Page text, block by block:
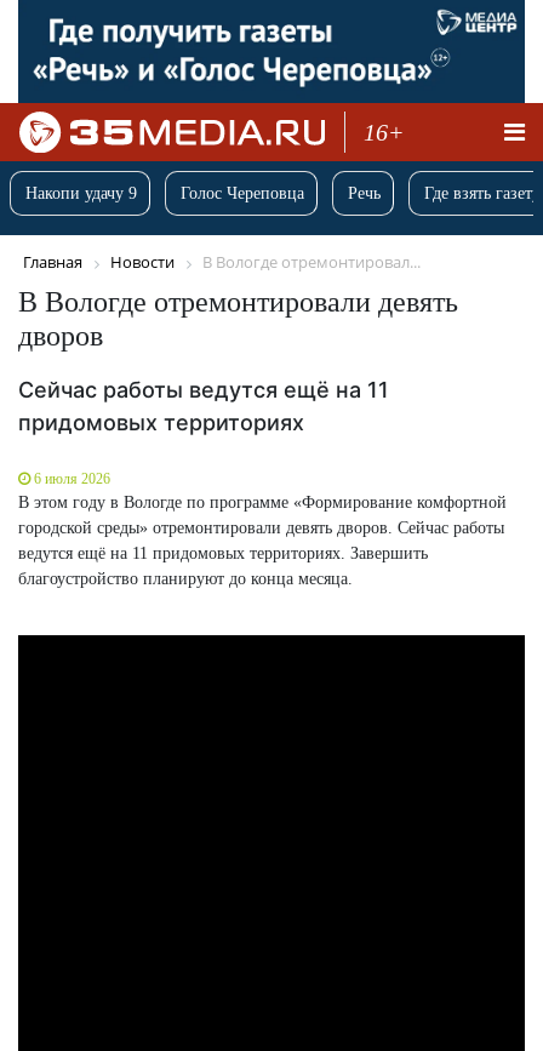
16+
Накопи удачу 9 Голос Череповца Речь Где взять
Главная Новости В Вологде отремонтировал...
В Вологде отремонтировали девять
дворов
Сейчас работы ведутся ещё на 11
придомовых территориях
6 июля 2026
В этом году в Вологде по программе «Формирование комфортной
городской среды» отремонтировали девять дворов. Сейчас работы
ведутся ещё на 11 придомовых территориях. Завершить
благоустройство планируют до конца месяца.